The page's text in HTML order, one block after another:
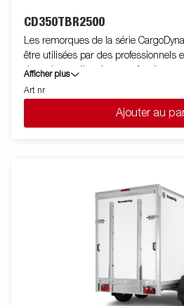
CD350TBR2500
Les remorques de la série
être utilisées par des professionnels et pouvant être tractées par
des voitures électriques grâce à une
de couvrir et de protéger les
une capacité de charge élevée. La
permet la pose de stickers sur
utilisée comme support publicitaire. Construite avec un
est une remorque très flexible. Les
indicatif uniquement et peuvent
Afficher plus
Art nr
Ajouter au